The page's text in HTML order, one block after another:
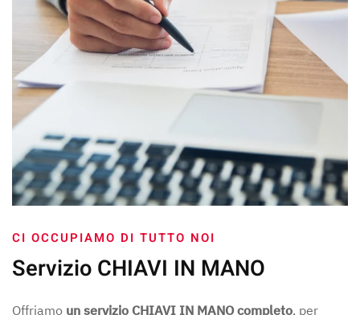
CI OCCUPIAMO DI TUTTO NOI
Servizio CHIAVI IN MANO
Offriamo un servizio CHIAVI IN MANO completo, per